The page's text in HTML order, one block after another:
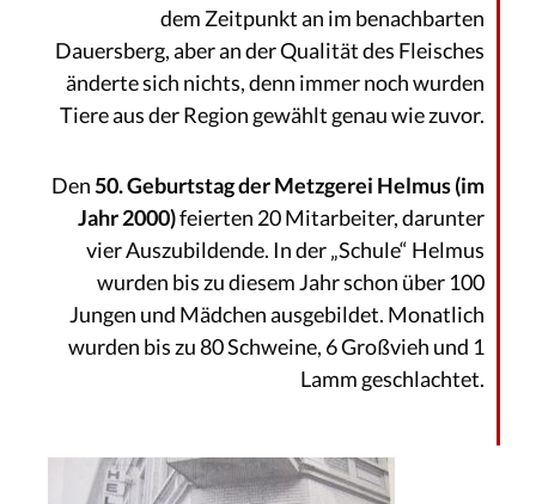
dem Zeitpunkt an im benachbarten
Dauersberg, aber an der Qualität des Fleisches
änderte sich nichts, denn immer noch wurden
Tiere aus der Region gewählt genau wie zuvor.
Den50. Geburtstag der Metzgerei Helmus (im
Jahr 2000)feierten 20 Mitarbeiter, darunter
vier Auszubildende. In der „Schule“ Helmus
wurden bis zu diesem Jahr schon über 100
Jungen und Mädchen ausgebildet. Monatlich
wurden bis zu 80 Schweine, 6 Großvieh und 1
Lamm geschlachtet.